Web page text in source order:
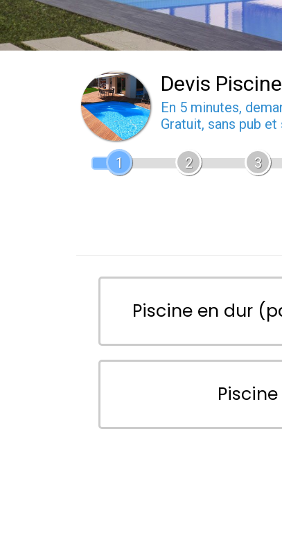
Devis Piscine
En 5 minutes,
Gratuit, sans pub
1 2 3
Piscine en dur